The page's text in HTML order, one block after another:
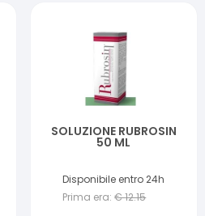
SOLUZIONE RUBROSIN
50 ML
Disponibile entro 24h
Prima era: €12.15